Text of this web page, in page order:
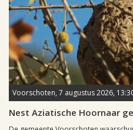
Voorschoten, 7 augustus 2026,
Nest Aziatische Hoornaar